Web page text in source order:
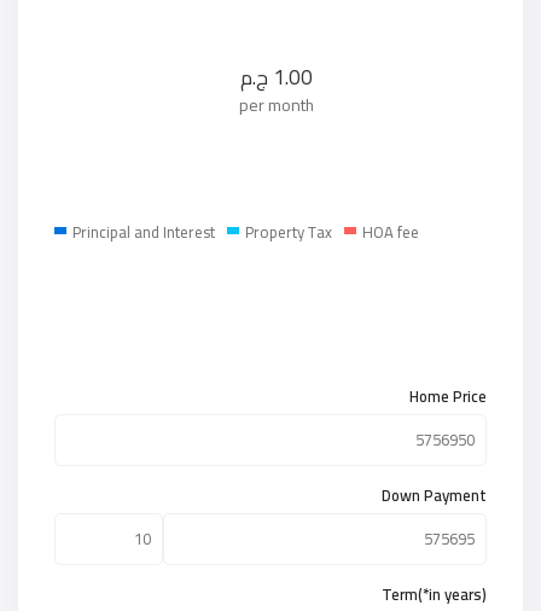
1.00 ج.م
per month
Principal and Interest Property Tax HOA fee
Home Price
Down Payment
Term(*in years)